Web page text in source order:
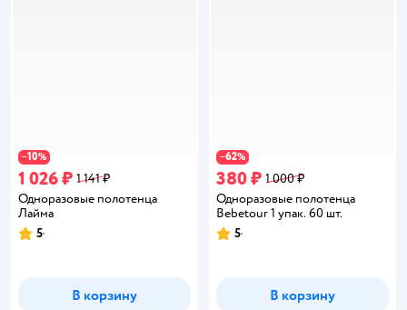
−10%
1 026 ₽ 1 141 ₽
Одноразовые полотенца
Лайма
Рейтинг:
5
В корзину
−62%
380 ₽ 1 000 ₽
Одноразовые полотенца
Bebetour 1 упак. 60 шт.
Рейтинг:
5
В корзину